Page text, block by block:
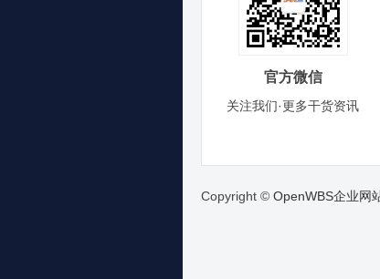
官方微信
关注我们·更多干货资讯
Copyright © OpenWBS企业网